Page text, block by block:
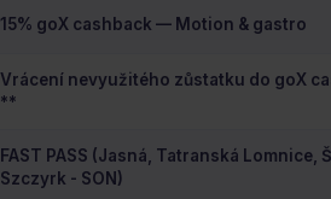
15% goX cashback — Motion & gastro
Vrácení nevyužitého zůstatku do goX
**
FAST PASS (Jasná, Tatranská Lomnice,
Szczyrk - SON)